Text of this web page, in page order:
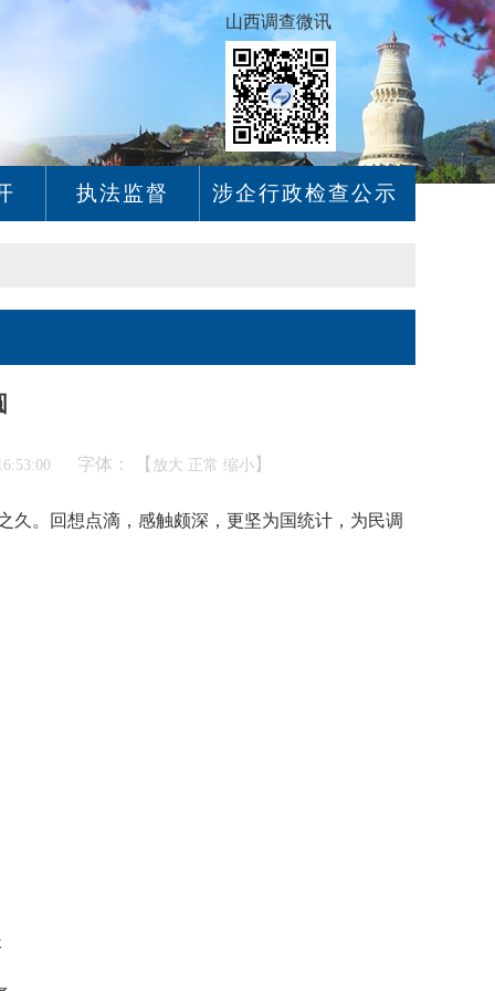
山西调查微讯
执法监督 涉企行政检查公示
字体： 【 放大 正常 缩小】
。回想点滴，感触颇深，更坚为国统计，为民调